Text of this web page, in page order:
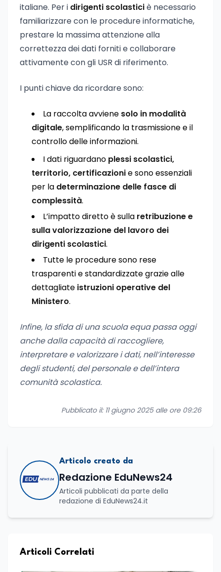
italiane. Per i dirigenti scolasticiè necessario
familiarizzare con le procedure informatiche,
prestare la massima attenzione alla
correttezza dei dati forniti e collaborare
attivamente con gli USR di riferimento.
I punti chiave da ricordare sono:
La raccolta avviene solo in modalità
digitale, semplificando la trasmissione e il
controllo delle informazioni.
I dati riguardano plessi scolastici,
territorio, certificazionie sono essenziali
per la determinazione delle fasce di
complessità.
L’impatto diretto è sulla retribuzione e
sulla valorizzazione del lavoro dei
dirigenti scolastici.
Tutte le procedure sono rese
trasparenti e standardizzate grazie alle
dettagliate istruzioni operative del
Ministero.
Infine, la sfida di una scuola equa passa oggi
anche dalla capacità di raccogliere,
interpretare e valorizzare i dati, nell’interesse
degli studenti, del personale e dell’intera
comunità scolastica.
Pubblicato il: 11 giugno 2025 alle ore 09:26
Articolo creato da
Redazione EduNews24
Articoli pubblicati da parte della
redazione di EduNews24.it
Articoli Correlati